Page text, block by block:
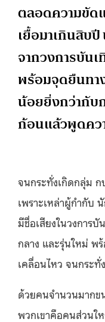
ตลอดความขัด
เยื้อมาเกินสิบ
จากวงการบัน
พร้อมจุดยืนทา
น้อยยิ่งกว่ากับ
ก้อนแล้วพูดคว
จนกระทั่งเกิดกลุ่ม
เพราะเหล่าผู้กำกับ
มีชื่อเสียงในวงการบั
กลาง และรุ่นใหม่ พ
เคลื่อนไหว จนกระทั่
ด้วยคนจำนวนมากข
พวกเขาคือคนส่วนใ